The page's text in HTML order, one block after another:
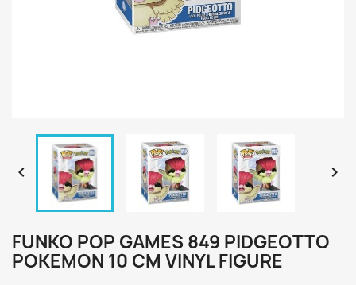
 
FUNKO POP GAMES 849 PIDGEOTTO
POKEMON 10 CM VINYL FIGURE